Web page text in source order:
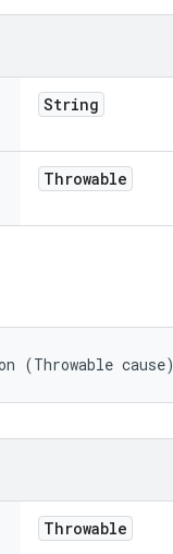
String
Throwable
(Throwable cause)
Throwable